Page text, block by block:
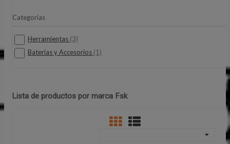
Categorías
Herramientas (3)
Baterias y Accesorios (1)
Lista de productos por marca Fsk